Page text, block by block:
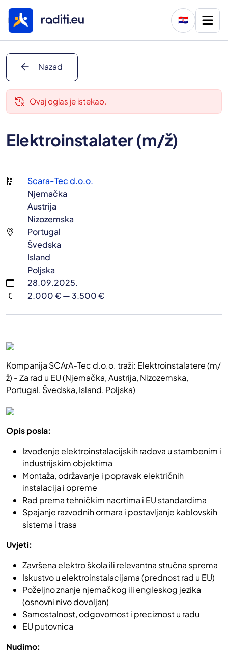
🇭🇷
arrow_back Nazad
delete_history Ovaj oglas je istekao.
Elektroinstalater (m/ž)
Scara-Tec d.o.o.
Njemačka
Austrija
Nizozemska
Portugal
Švedska
Island
Poljska
28.09.2025.
2.000 € — 3.500 €
Kompanija SCArA-Tec d.o.o. traži: Elektroinstalatere (m/
ž) - Za rad u EU (Njemačka, Austrija, Nizozemska,
Portugal, Švedska, Island, Poljska)
Opis posla:
Izvođenje elektroinstalacijskih radova u stambenim i
industrijskim objektima
Montaža, održavanje i popravak električnih
instalacija i opreme
Rad prema tehničkim nacrtima i EU standardima
Spajanje razvodnih ormara i postavljanje kablovskih
sistema i trasa
Uvjeti:
Završena elektro škola ili relevantna stručna sprema
Iskustvo u elektroinstalacijama (prednost rad u EU)
Poželjno znanje njemačkog ili engleskog jezika
(osnovni nivo dovoljan)
Samostalnost, odgovornost i preciznost u radu
EU putovnica
Nudimo: